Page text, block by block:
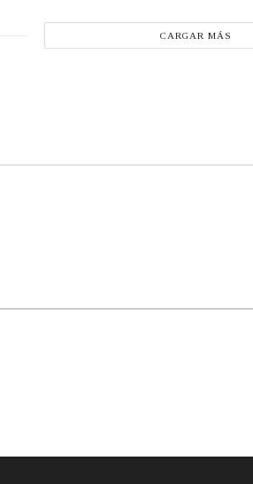
CARGAR MÁS